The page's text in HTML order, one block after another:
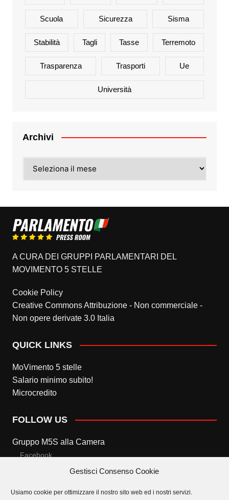
Gestisci Consenso Cookie
Usiamo cookie per ottimizzare il nostro sito web ed i nostri servizi.
Scuola Sicurezza Sisma
Stabilità Tagli Tasse Terremoto
Trasparenza Trasporti Ue
Università
Archivi
A CURA DEI GRUPPI PARLAMENTARI DEL
MOVIMENTO 5 STELLE
Cookie Policy
Creative Commons Attribuzione - Non commerciale -
Non opere derivate 3.0 Italia
QUICK LINKS
MoVimento 5 stelle
Salario minimo subito!
Microcredito
FOLLOW US
Gruppo M5S alla Camera
Facebook